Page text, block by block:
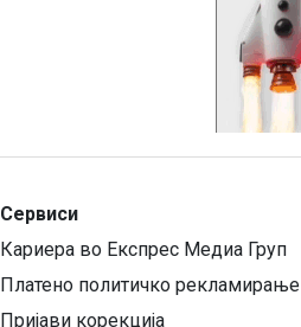
Сервиси
Кариера во Експрес Медиа Груп
Платено политичко рекламирање
Пријави корекција